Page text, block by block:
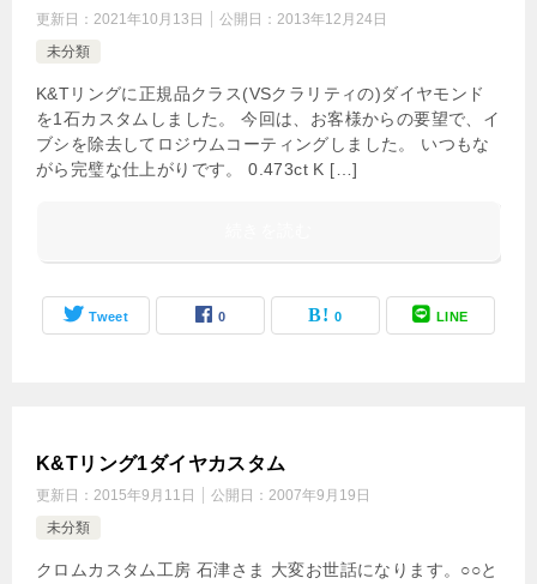
更新日： 2021年10月13日 公開日： 2013年12月24日
未分類
K&Tリングに正規品クラス(VSクラリティの)ダイヤモンド
を1石カスタムしました。 今回は、お客様からの要望で、イ
ブシを除去してロジウムコーティングしました。 いつもな
がら完璧な仕上がりです。 0.473ct K […]
Tweet 0 0 LINE
K&Tリング1ダイヤカスタム
更新日： 2015年9月11日 公開日： 2007年9月19日
未分類
クロムカスタム工房 石津さま 大変お世話になります。○○と